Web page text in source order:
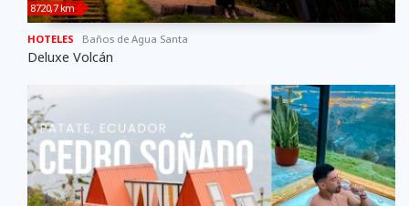
8720,7 km
HOTELES Baños de Agua Santa
Deluxe Volcán